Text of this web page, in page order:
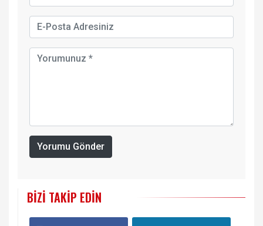
Yorumu Gönder
BIZI TAKIP EDIN